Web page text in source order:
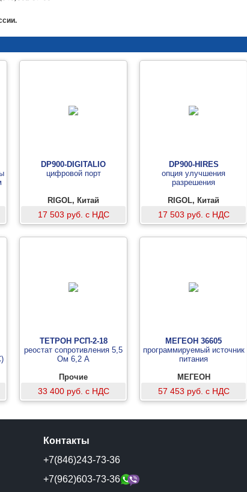
DP900-DIGITALIO
цифровой порт
RIGOL, Китай
17 503 руб. с НДС
DP900-HIRES
опция улучшения
разрешения
RIGOL, Китай
17 503 руб. с НДС
ТЕТРОН РСП-2-18
реостат сопротивления 5,5
Ом 6,2 А
Прочие
33 400 руб. с НДС
МЕГЕОН 36605
программируемый источник
питания
МЕГЕОН
57 453 руб. с НДС
Контакты
+7(846)243-73-36
+7(962)603-73-36